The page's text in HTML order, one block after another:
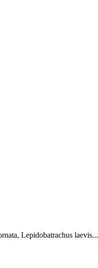
Lepidobatrachus laevis...